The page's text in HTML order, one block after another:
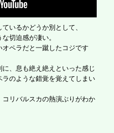
いるかどうか別として、
切迫感が凄い。
ペラだと一蹴したコジです
、息も絶え絶えといった感じ
のような錯覚を覚えてしまい
リバルスカの熱演ぶりがわか